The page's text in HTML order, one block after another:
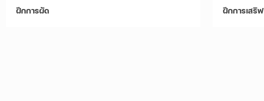
ฝึกการผัด ฝึกการเสริฟ